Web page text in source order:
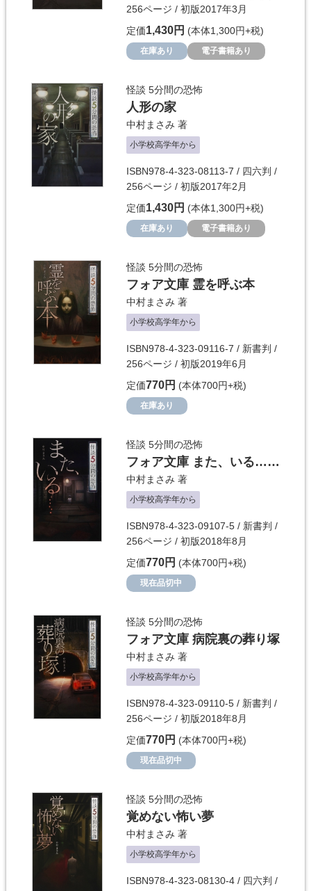
256ページ / 初版2017年3月
定価1,430円 (本体1,300円+税)
在庫あり 電子書籍あり
怪談 5分間の恐怖
人形の家
中村まさみ 著
小学校高学年から
ISBN978-4-323-08113-7 / 四六判 /
256ページ / 初版2017年2月
定価1,430円 (本体1,300円+税)
在庫あり 電子書籍あり
怪談 5分間の恐怖
フォア文庫 霊を呼ぶ本
中村まさみ 著
小学校高学年から
ISBN978-4-323-09116-7 / 新書判 /
256ページ / 初版2019年6月
定価770円 (本体700円+税)
在庫あり
怪談 5分間の恐怖
フォア文庫 また、いる……
中村まさみ 著
小学校高学年から
ISBN978-4-323-09107-5 / 新書判 /
256ページ / 初版2018年8月
定価770円 (本体700円+税)
現在品切中
怪談 5分間の恐怖
フォア文庫 病院裏の葬り塚
中村まさみ 著
小学校高学年から
ISBN978-4-323-09110-5 / 新書判 /
256ページ / 初版2018年8月
定価770円 (本体700円+税)
現在品切中
怪談 5分間の恐怖
覚めない怖い夢
中村まさみ 著
小学校高学年から
ISBN978-4-323-08130-4 / 四六判 /